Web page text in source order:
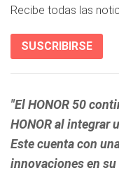
Recibe todas las
SUSCRIBIRSE
"El HONOR 50
HONOR al integrar
Este cuenta con
innovaciones en